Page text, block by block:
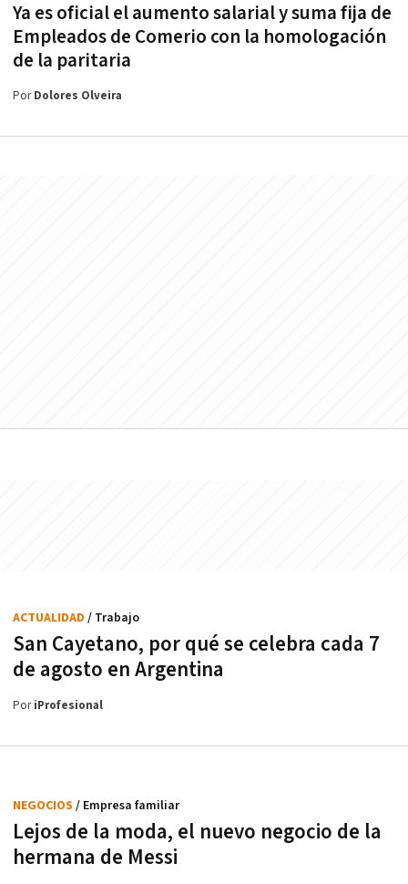
Ya es oficial el aumento salarial y suma fija de
Empleados de Comerio con la homologación
de la paritaria
PorDolores Olveira
San Cayetano, por qué se celebra cada 7
de agosto en Argentina
ACTUALIDAD / Trabajo
PoriProfesional
Lejos de la moda, el nuevo negocio de la
hermana de Messi
NEGOCIOS / Empresa familiar